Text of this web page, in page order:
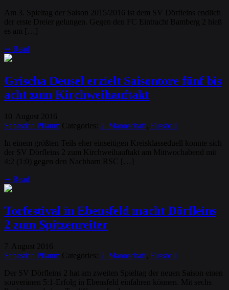
Am 3. Spieltag der Saison 2015/2016 ist dem SV Dörfleins endlich
der erste Dreier gelungen. Gegen den FC Eintracht Bamberg 2 hieß
es am […]
➞ Read
Grischa Deusel erzielt Saisontore fünf bis
acht zum Kirchweihauftakt
10 August
2016
Sebastian Pflaum Categories: 2. Mannschaft Fussball
In einem größten Teils eher einseitigen Kreisklasseduell konnte sich
der SV Dörfleins 2 zum Kirchweihauftakt am Mittwochabend mit
4:2 (1:0) gegen den Nachbarn RSC […]
➞ Read
Torfestival in Ebensfeld macht Dörfleins
2 zum Spitzenreiter
7 August
2016
Sebastian Pflaum Categories: 2. Mannschaft Fussball
Der SV Dörfleins 2 hat am zweiten Spieltag der neuen Saison einen
souveränen 5:1-Erfolg in Ebensfeld einfahren können. Mit sechs